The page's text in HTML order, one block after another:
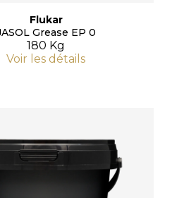
Flukar
Grease EP 0
180 Kg
Voir les détails